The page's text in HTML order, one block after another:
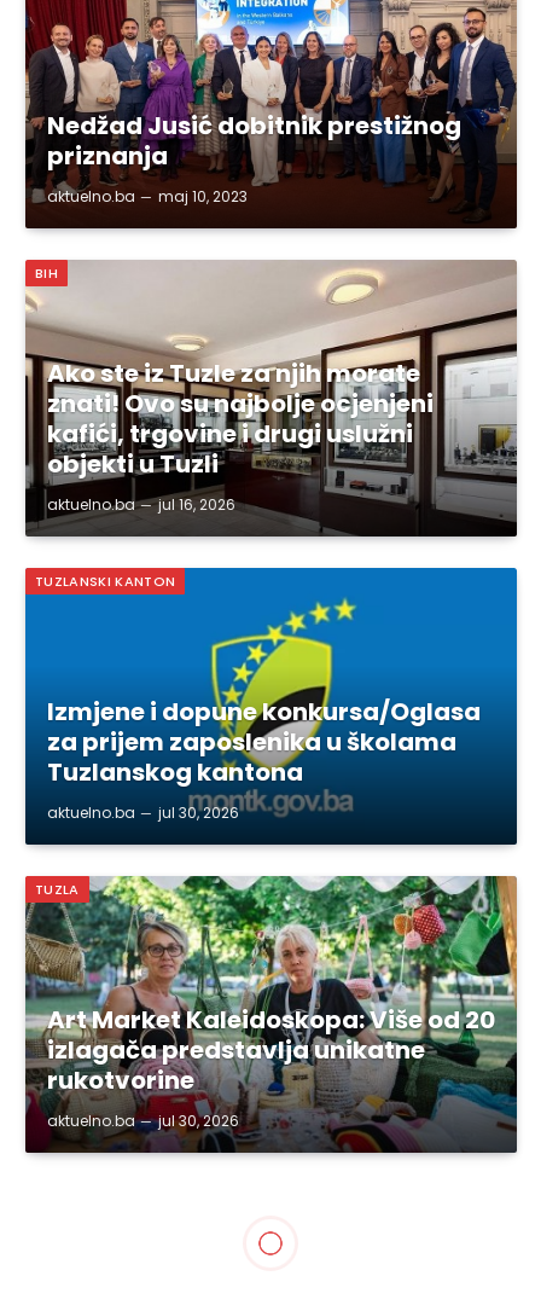
Nedžad Jusić dobitnik prestižnog
priznanja
aktuelno.ba maj 10, 2023
BIH
Ako ste iz Tuzle za njih morate
znati! Ovo su najbolje ocjenjeni
kafići, trgovine i drugi uslužni
objekti u Tuzli
aktuelno.ba jul 16, 2026
TUZLANSKI KANTON
Izmjene i dopune konkursa/Oglasa
za prijem zaposlenika u školama
Tuzlanskog kantona
aktuelno.ba jul 30, 2026
TUZLA
Art Market Kaleidoskopa: Više od 20
izlagača predstavlja unikatne
rukotvorine
aktuelno.ba jul 30, 2026